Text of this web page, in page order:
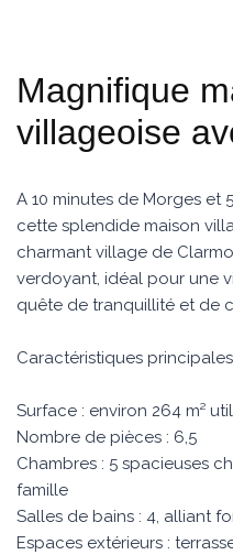
Magnifique
villageoise
A 10 minutes de Morges et
cette splendide maison
charmant village de
verdoyant, idéal pour une
quête de tranquillité et de
Caractéristiques
Surface : environ 264 m²
Nombre de pièces : 6,5
Chambres : 5 spacieuses
famille
Salles de bains : 4, alliant
Espaces extérieurs :